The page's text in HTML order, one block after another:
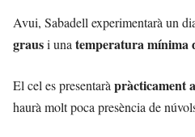
Avui, Sabadell experimentarà un
grausi una temperatura mínima
El cel es presentarà pràcticament
haurà molt poca presència de